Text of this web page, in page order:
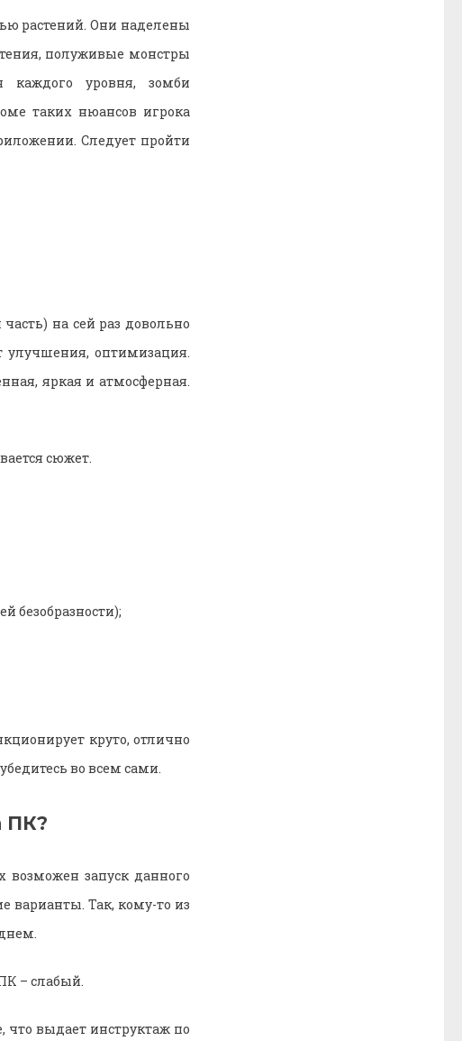
растений. Они наделены
полуживые монстры
каждого уровня, зомби
таких нюансов игрока
Следует пройти
на сей раз довольно
улучшения, оптимизация.
яркая и атмосферная.
сюжет.
безобразности);
круто, отлично
во всем сами.
ПК?
запуск данного
варианты. Так, кому-то из
– слабый.
выдает инструктаж по